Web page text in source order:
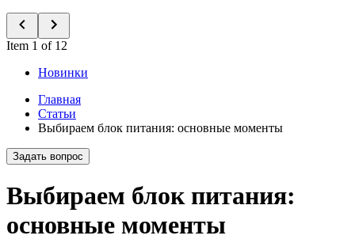
Item 1 of 12
Новинки
Главная
Статьи
Выбираем блок питания: основные моменты
Задать вопрос
Выбираем блок питания:
основные моменты